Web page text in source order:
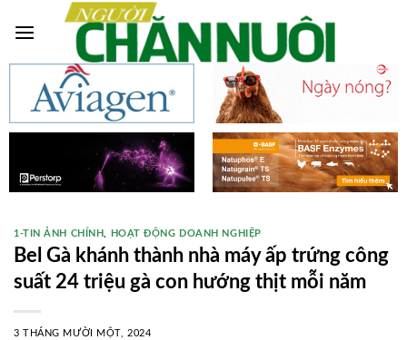
1-TIN ẢNH CHÍNH HOẠT ĐỘNG DOANH NGHIỆP
Bel Gà khánh thành nhà máy ấp trứng công
suất 24 triệu gà con hướng thịt mỗi năm
3 THÁNG MƯỜI MỘT, 2024